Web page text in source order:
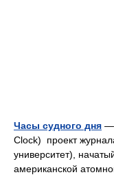
Часы судного дня —
Clock) проект
университет),
американской